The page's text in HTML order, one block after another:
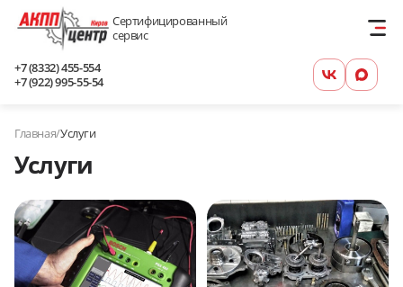
Сертифицированный
сервис
+7 (8332) 455-554
+7 (922) 995-55-54
Главная/Услуги
Услуги